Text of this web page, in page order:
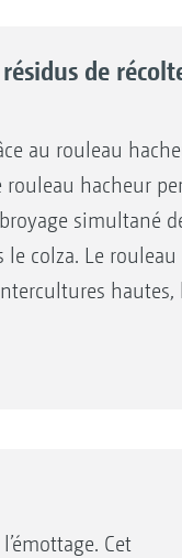
de
au rouleau
rouleau hacheur
simultané
colza. Le rouleau
hautes,
dents qui
Cet